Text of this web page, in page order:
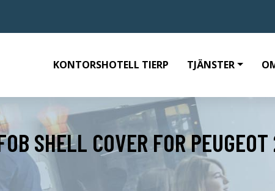
KONTORSHOTELL TIERP TJÄNSTER
SHELL COVER FOR